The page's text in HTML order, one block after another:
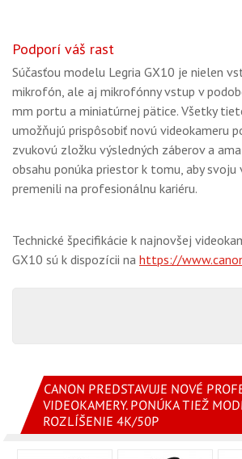
Podporí váš rast
Súčasťou modelu Legria GX10 je nielen
mikrofón, ale aj mikrofónny vstup v
mm portu a miniatúrnej pätice. Všetky
umožňujú prispôsobiť novú videokameru
zvukovú zložku výsledných záberov a
obsahu ponúka priestor k tomu, aby svoju
premenili na profesionálnu kariéru.
Technické špecifikácie k najnovšej
GX10 sú k dispozícii na https://
CANON PREDSTAVUJE NOVÉ
VIDEOKAMERY. PONÚKA TIEŽ
ROZLÍŠENIE 4K/50P